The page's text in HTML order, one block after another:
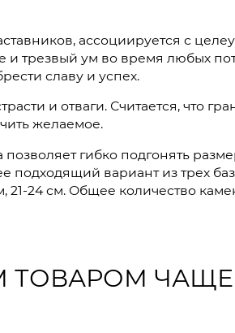
ассоциируется с
и трезвый ум во время любых
славу и успех.
и отваги. Считается, что
желаемое.
гибко подгонять
подходящий вариант из трех
21-24 см. Общее количество
ТОВАРОМ